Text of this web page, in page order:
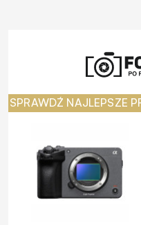
SPRAWDŹ NAJLEPSZE